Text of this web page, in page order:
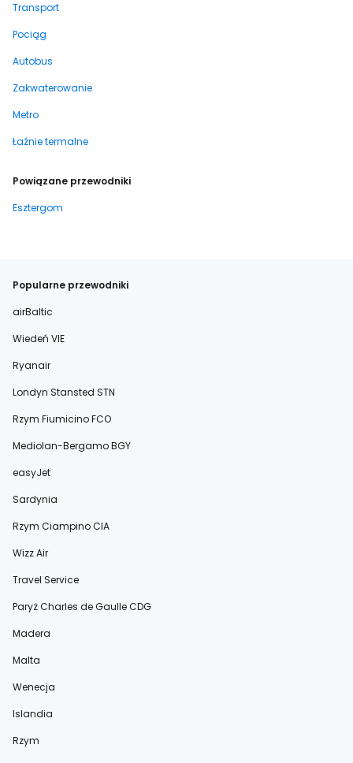
Transport
Pociąg
Autobus
Zakwaterowanie
Metro
Łaźnie termalne
Powiązane przewodniki
Esztergom
Popularne przewodniki
airBaltic
Wiedeń VIE
Ryanair
Londyn Stansted STN
Rzym Fiumicino FCO
Mediolan-Bergamo BGY
easyJet
Sardynia
Rzym Ciampino CIA
Wizz Air
Travel Service
Paryż Charles de Gaulle CDG
Madera
Malta
Wenecja
Islandia
Rzym